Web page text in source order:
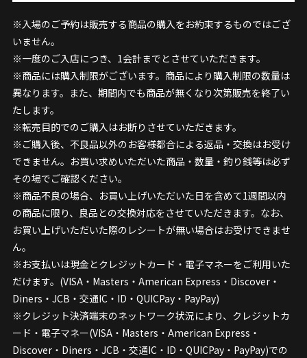
※入場のご予約は販売する商品の購入をお約束するものではござ
いません。
※一度のご入店につき、1会計までとさせていただきます。
※商品には購入制限がございます。商品により購入制限の数量は
異なります。また、期間内でも商品が無くなり次第販売を終了い
たします。
※転売目的でのご購入はお断りさせていただきます。
※ご購入後、不良品以外のお客様都合による返品・交換はお受け
できません。お買い求めいただいた商品・数量・釣り銭等は必ず
その場でご確認ください。
※商品不良の場合、お買い上げいただいた日を含めて1週間以内
の商品に限り、良品との交換対応をさせていただきます。なお、
お買い上げいただいた際のレシートが無い場合はお受けできませ
ん。
※お支払いは現金とクレジットカード・電子マネーをご利用いた
だけます。(VISA・Masters・American Express・Discover・
Diners・JCB・交通IC・ID・QUICPay・PayPay)
※クレジット決済端末のネットワーク状況により、クレジットカ
ード・電子マネー(VISA・Masters・American Express・
Discover・Diners・JCB・交通IC・ID・QUICPay・PayPay)での